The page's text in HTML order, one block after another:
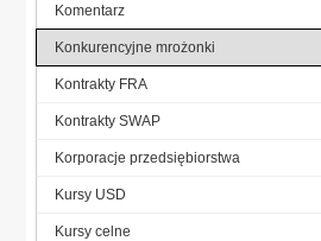
Komentarz
Konkurencyjne mrożonki
Kontrakty FRA
Kontrakty SWAP
Korporacje przedsiębiorstwa
Kursy USD
Kursy celne